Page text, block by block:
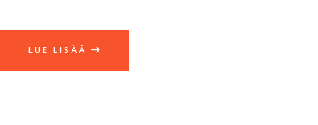
LUE LISÄÄ